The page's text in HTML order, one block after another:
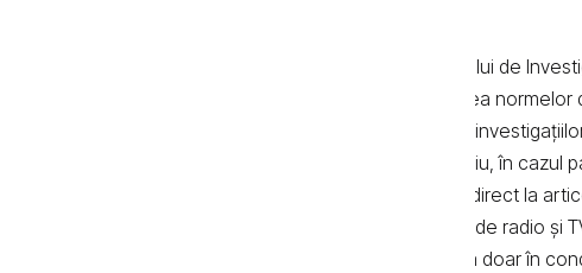
Textele de pe pagina web a Centrului de
realizate de jurnaliști, cu respectarea
autor. Preluarea textelor știrilor și a
de 500 de semne. În mod obligatoriu, în cazul
sau bloguri) trebuie indicat şi linkul direct la
primul alineat, iar în cazul posturilor de radio și
integrală a textelor se poate realiza doar în